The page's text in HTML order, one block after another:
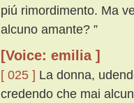
piú rimordimento. Ma
alcuno amante? ”
[Voice: emilia ]
[ 025 ] La donna,
credendo che mai